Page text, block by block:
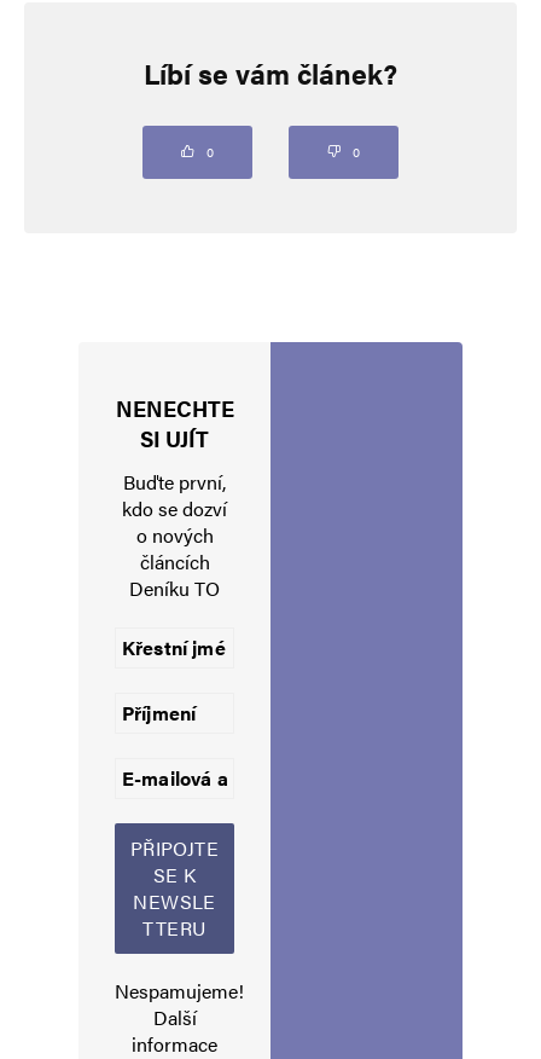
Vaše e-mailová adresa nebude zveřejněna. Vyžadované informace jsou
Uložit do prohlížeče jméno, e-mail a webovou stránku pro budoucí
Informujte mě o nových komentářích e-mailem.
Alternative:
Líbí se vám článek?
0 0
NENECHTE
SI UJÍT
Buďte první,
kdo se dozví
o nových
článcích
Deníku TO
Nespamujeme!
Další
informace